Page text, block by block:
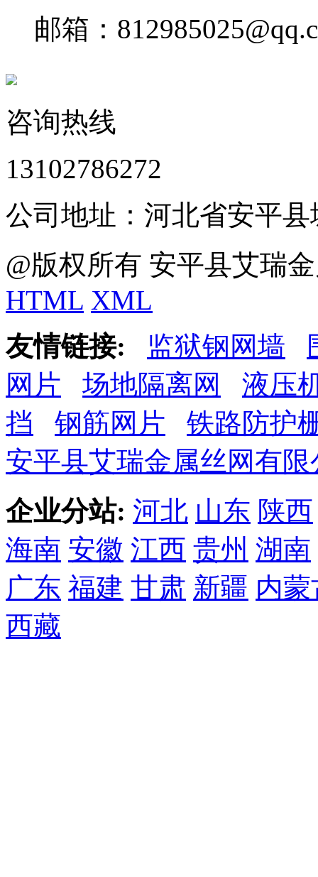
邮箱：
咨询热线
13102786272
公司地址：河北省安平
@版权所有 安平县艾瑞
HTML XML
友情链接:
监狱钢网墙
网片
场地隔离网
液压
挡
钢筋网片
铁路防护
安平县艾瑞金属丝网有限
企业分站: 河北 山东 陕西
海南 安徽 江西 贵州 湖南
广东 福建 甘肃 新疆 内蒙
西藏